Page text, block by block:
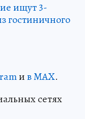
ищут 3-
гостиничного
ив MAX.
сетях